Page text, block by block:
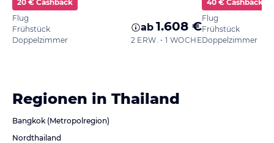
20 € Cashback
Flug
Frühstück
Doppelzimmer
ab 1.608 €
2 ERW. • 1 WOCHE
40 € Cashback
Flug
Frühstück
Doppelzimmer
Regionen in Thailand
Bangkok (Metropolregion)
Nordthailand